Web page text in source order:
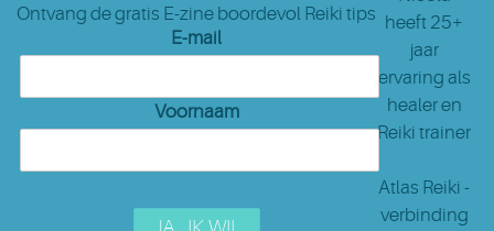
Ontvang de gratis E-zine boordevol Reiki tips
E-mail
Voornaam
heeft 25+
jaar
ervaring als
healer en
Reiki trainer
Atlas Reiki -
verbinding